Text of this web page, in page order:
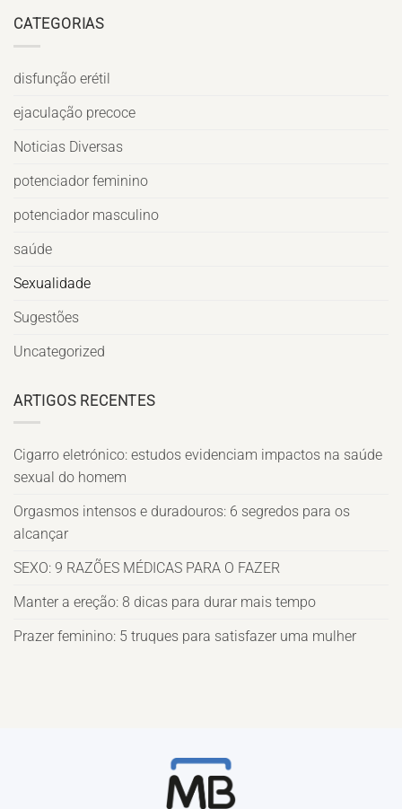
CATEGORIAS
disfunção erétil
ejaculação precoce
Noticias Diversas
potenciador feminino
potenciador masculino
saúde
Sexualidade
Sugestões
Uncategorized
ARTIGOS RECENTES
Cigarro eletrónico: estudos evidenciam impactos na saúde
sexual do homem
Orgasmos intensos e duradouros: 6 segredos para os
alcançar
SEXO: 9 RAZÕES MÉDICAS PARA O FAZER
Manter a ereção: 8 dicas para durar mais tempo
Prazer feminino: 5 truques para satisfazer uma mulher